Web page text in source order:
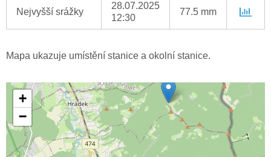
Nejvyšší srážky
28.07.2025
12:30
77.5 mm
Mapa ukazuje umístění stanice a okolní stanice.
+
−